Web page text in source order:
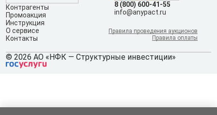
Контрагенты
Промоакция
Инструкция
О сервисе
Контакты
8 (800) 600-41-55
info@anypact.ru
Правила проведения аукционов
Правила оплаты
© 2026 АО «НФК — Структурные инвестиции»